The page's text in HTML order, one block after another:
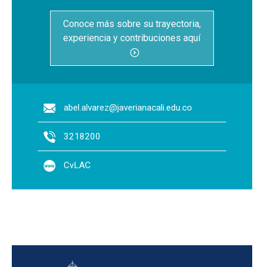
Conoce más sobre su trayectoria,
experiencia y contribuciones aquí
abel.alvarez@javerianacali.edu.co
3218200
CvLAC